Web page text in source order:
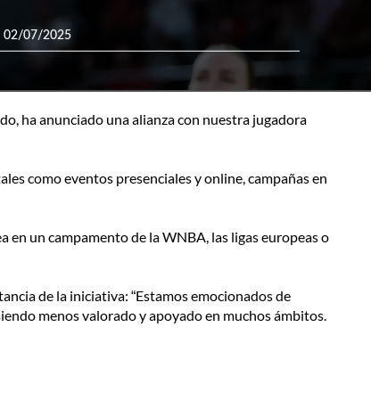
02/07/2025
ha anunciado una alianza con nuestra jugadora
como eventos presenciales y online, campañas en
un campamento de la WNBA, las ligas europeas o
de la iniciativa: “Estamos emocionados de
menos valorado y apoyado en muchos ámbitos.